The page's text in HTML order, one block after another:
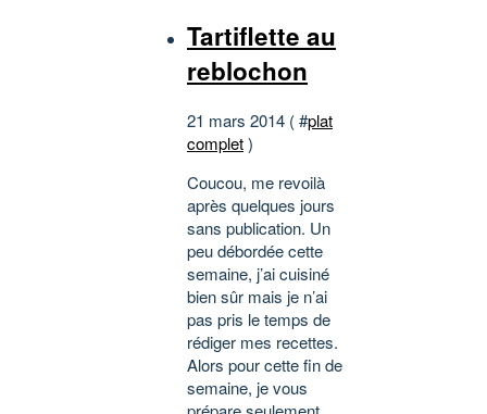
Tartiflette au
reblochon
21 mars 2014 ( #plat
complet)
Coucou, me revoilà
après quelques jours
sans publication. Un
peu débordée cette
semaine, j’ai cuisiné
bien sûr mais je n’ai
pas pris le temps de
rédiger mes recettes.
Alors pour cette fin de
semaine, je vous